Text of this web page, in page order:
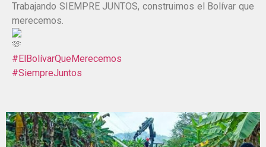
Trabajando SIEMPRE JUNTOS, construimos el Bolívar que
merecemos.
#ElBolívarQueMerecemos
#SiempreJuntos